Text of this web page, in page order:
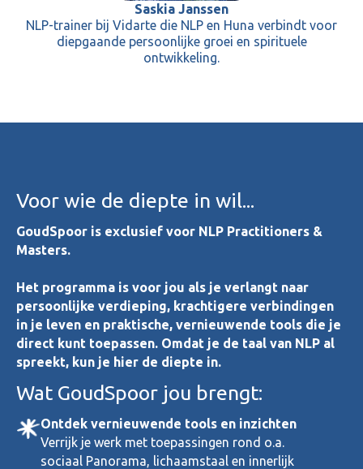
Saskia Janssen
NLP-trainer bij Vidarte die NLP en Huna verbindt voor
diepgaande persoonlijke groei en spirituele
ontwikkeling.
Voor wie de diepte in wil...
GoudSpoor is exclusief voor NLP Practitioners &
Masters.
Het programma is voor jou als je verlangt naar
persoonlijke verdieping, krachtigere verbindingen
in je leven en praktische, vernieuwende tools die je
direct kunt toepassen. Omdat je de taal van NLP al
spreekt, kun je hier de diepte in.
Wat GoudSpoor jou brengt:
Ontdek vernieuwende tools en inzichten
Verrijk je werk met toepassingen rond o.a.
sociaal Panorama, lichaamstaal en innerlijk